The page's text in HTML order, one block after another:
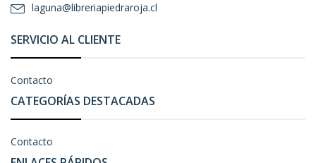
laguna@libreriapiedraroja.cl
SERVICIO AL CLIENTE
Contacto
CATEGORÍAS DESTACADAS
Contacto